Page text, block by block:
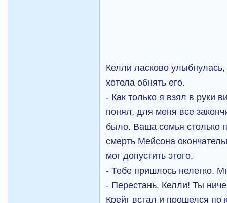
Келли ласково
хотела обнять его.
- Как только я взял в руки
понял, для меня все
было. Ваша семья столько
смерть Мейсона
мог допустить этого.
- Тебе пришлось нелегко.
- Перестань, Келли! Ты
Крейг встал и прошелся по